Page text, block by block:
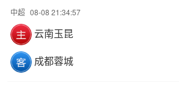
中超 08-08 21:34:57
云南玉昆
成都蓉城